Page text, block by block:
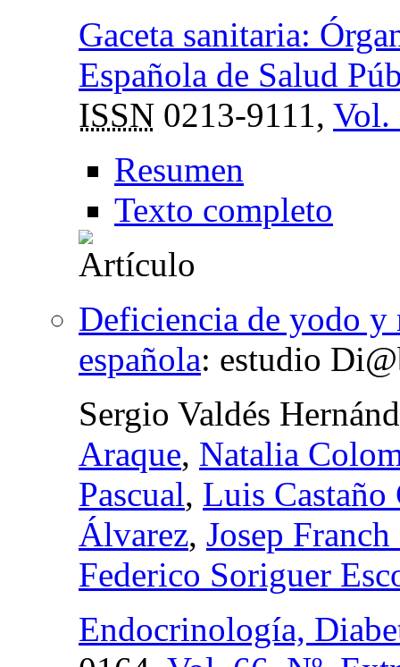
Gaceta sanitaria:
Española de Salud
ISSN 0213-9111, Vol.
Resumen
Texto completo
Deficiencia de yodo y
española: estudio
Sergio Valdés
Araque, Natalia
Pascual, Luis Castaño
Álvarez, Josep
Federico Soriguer
Endocrinología,